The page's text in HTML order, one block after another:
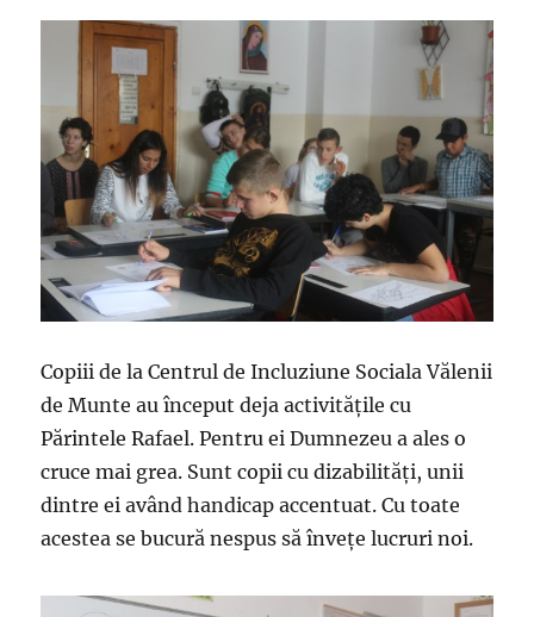
Copiii de la Centrul de Incluziune Sociala Vălenii
de Munte au început deja activitățile cu
Părintele Rafael. Pentru ei Dumnezeu a ales o
cruce mai grea. Sunt copii cu dizabilități, unii
dintre ei având handicap accentuat. Cu toate
acestea se bucură nespus să învețe lucruri noi.